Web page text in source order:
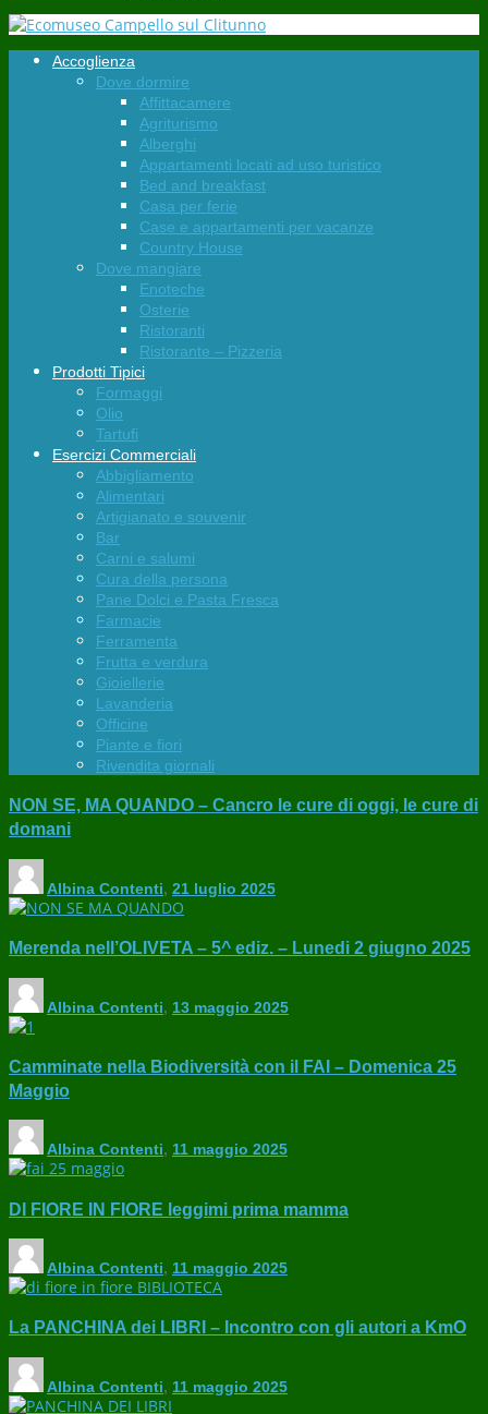
Accoglienza
Dove dormire
Affittacamere
Agriturismo
Alberghi
Appartamenti locati ad uso turistico
Bed and breakfast
Casa per ferie
Case e appartamenti per vacanze
Country House
Dove mangiare
Enoteche
Osterie
Ristoranti
Ristorante – Pizzeria
Prodotti Tipici
Formaggi
Olio
Tartufi
Esercizi Commerciali
Abbigliamento
Alimentari
Artigianato e souvenir
Bar
Carni e salumi
Cura della persona
Pane Dolci e Pasta Fresca
Farmacie
Ferramenta
Frutta e verdura
Gioiellerie
Lavanderia
Officine
Piante e fiori
Rivendita giornali
NON SE, MA QUANDO – Cancro le cure di oggi, le cure di
domani
Albina Contenti, 21 luglio 2025
Merenda nell’OLIVETA – 5^ ediz. – Lunedi 2 giugno 2025
Albina Contenti, 13 maggio 2025
Camminate nella Biodiversità con il FAI – Domenica 25
Maggio
Albina Contenti, 11 maggio 2025
DI FIORE IN FIORE leggimi prima mamma
Albina Contenti, 11 maggio 2025
La PANCHINA dei LIBRI – Incontro con gli autori a KmO
Albina Contenti, 11 maggio 2025